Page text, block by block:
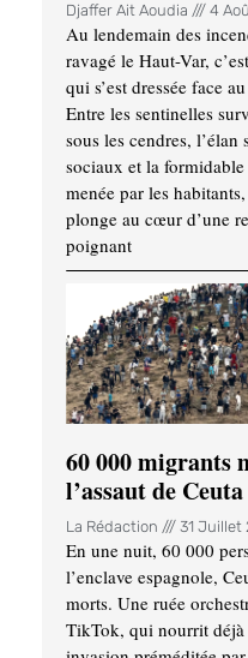
Djaffer Ait Aoudia 4
Au lendemain des
ravagé le Haut-Var,
qui s’est dressée face
Entre les sentinelles
sous les cendres, l’élan
sociaux et la
menée par les
plonge au cœur d’une
poignant
60 000 migrants
l’assaut de Ceuta
La Rédaction 31 Juillet
En une nuit, 60 000
l’enclave espagnole,
morts. Une ruée
TikTok, qui nourrit déjà